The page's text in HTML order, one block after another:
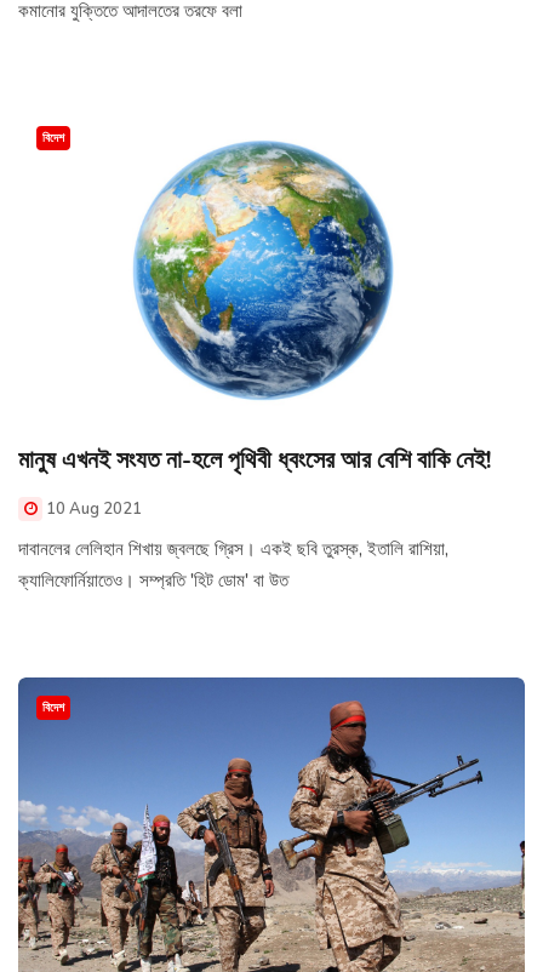
কমানোর যুক্তিতে আদালতের তরফে বলা
বিদেশ
মানুষ এখনই সংযত না-হলে পৃথিবী ধ্বংসের আর বেশি বাকি নেই!
10 Aug 2021
দাবানলের লেলিহান শিখায় জ্বলছে গ্রিস। একই ছবি তুরস্ক, ইতালি রাশিয়া,
ক্যালিফোর্নিয়াতেও। সম্প্রতি 'হিট ডোম' বা উত
বিদেশ